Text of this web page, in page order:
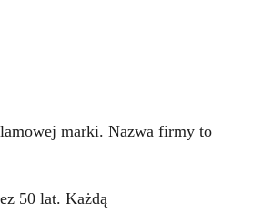
marki. Nazwa firmy to
50 lat. Każdą